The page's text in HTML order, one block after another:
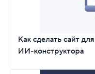
Как сделать сайт
ИИ-конструктора